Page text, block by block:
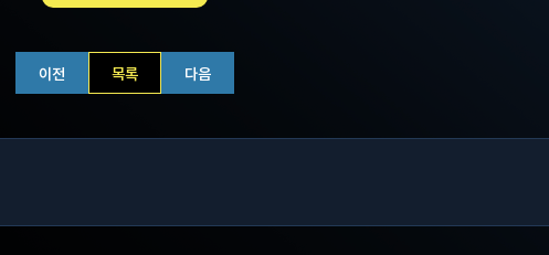
이전 목록 다음